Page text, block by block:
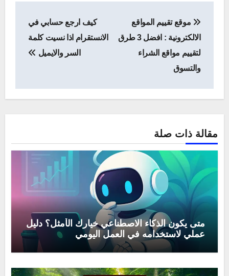
المقالات
موقع تقييم المواقع
الالكترونية : افضل 3 طرق
لتقييم مواقع الشراء
والتسوق
كيف ارجع حسابي في
الانستقرام اذا نسيت كلمة
السر والايميل
مقالة ذات صلة
متى يكون الذكاء الاصطناعي خيارك الأمثل؟ دليل
عملي لاستخدامه في العمل اليومي